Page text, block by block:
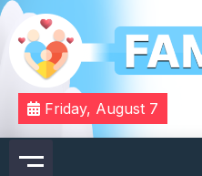
Skip
content
Familyfx
Your Daily Dose of Family
Friday, August 7